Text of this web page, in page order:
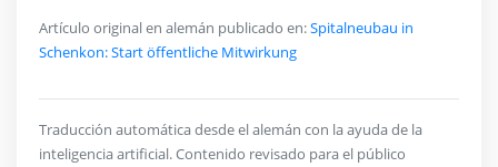
Artículo original en alemán publicado en:Spitalneubau in
Schenkon: Start öffentliche Mitwirkung
Traducción automática desde el alemán con la ayuda de la
inteligencia artificial. Contenido revisado para el público